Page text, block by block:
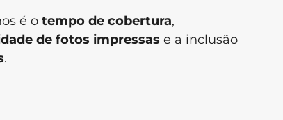
é o tempo de cobertura,
de fotos impressas e a inclusão
.